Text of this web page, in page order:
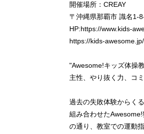
開催場所：CREAY
〒沖縄県那覇市 識名1-
HP:https://www.kids-
https://kids-awesome.jp/
"Awesome!キッズ体操
主性、やり抜く力、コ
過去の失敗体験からく
組み合わせた
の通り、教室での運動